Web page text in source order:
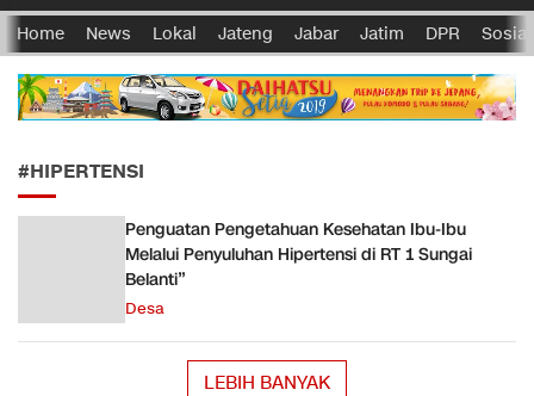
Home News Lokal Jateng Jabar Jatim DPR Sosial
#HIPERTENSI
Penguatan Pengetahuan Kesehatan Ibu-Ibu
Melalui Penyuluhan Hipertensi di RT 1 Sungai
Belanti”
Desa
LEBIH BANYAK